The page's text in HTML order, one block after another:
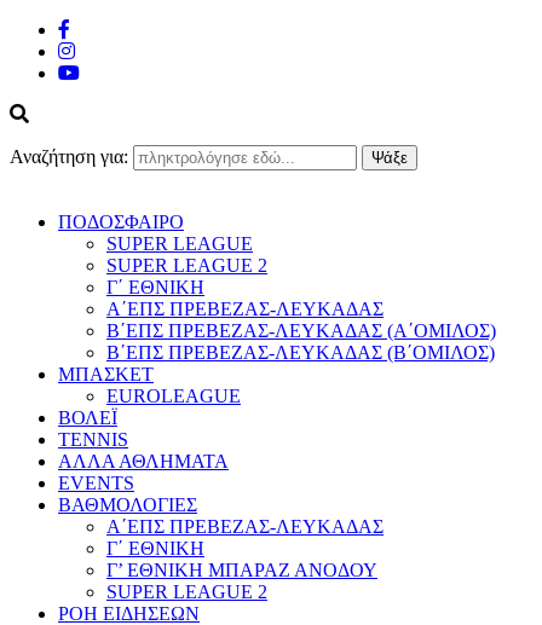
Αναζήτηση για:
ΠΟΔΟΣΦΑΙΡΟ
SUPER LEAGUE
SUPER LEAGUE 2
Γ΄ ΕΘΝΙΚΗ
Α΄ΕΠΣ ΠΡΕΒΕΖΑΣ-ΛΕΥΚΑΔΑΣ
Β΄ΕΠΣ ΠΡΕΒΕΖΑΣ-ΛΕΥΚΑΔΑΣ (Α΄ΟΜΙΛΟΣ)
Β΄ΕΠΣ ΠΡΕΒΕΖΑΣ-ΛΕΥΚΑΔΑΣ (Β΄ΟΜΙΛΟΣ)
ΜΠΑΣΚΕΤ
EUROLEAGUE
ΒΟΛΕΪ
TENNIS
ΑΛΛΑ ΑΘΛΗΜΑΤΑ
EVENTS
ΒΑΘΜΟΛΟΓΙΕΣ
Α΄ΕΠΣ ΠΡΕΒΕΖΑΣ-ΛΕΥΚΑΔΑΣ
Γ΄ ΕΘΝΙΚΗ
Γ’ ΕΘΝΙΚΗ ΜΠΑΡΑΖ ΑΝΟΔΟΥ
SUPER LEAGUE 2
ΡΟΗ ΕΙΔΗΣΕΩΝ